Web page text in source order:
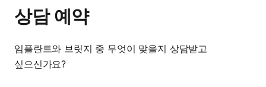
상담 예약
임플란트와 브릿지 중 무엇이 맞을지 상담받고
싶으신가요?